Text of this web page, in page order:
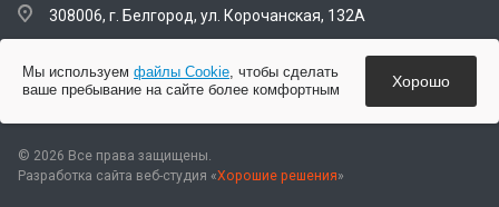
308006, г. Белгород, ул. Корочанская, 132А
artisanzakaz@mail.ru
© 2026 Все права защищены.
Разработка сайта веб-студия «Хорошие решения»
Мы используем файлы Cookie, чтобы сделать
ваше пребывание на сайте более комфортным
Хорошо